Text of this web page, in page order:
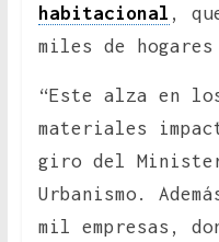
habitacional ,
miles de
“Este alza en
materiales
giro del
Urbanismo.
mil empresas,